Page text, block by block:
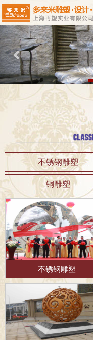
Previous
不锈钢雕塑
铜雕塑
不锈钢雕塑